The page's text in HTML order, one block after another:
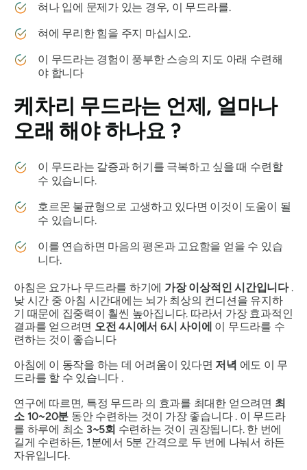
혀나 입에 문제가 있는 경우, 이 무드라를.
혀에 무리한 힘을 주지 마십시오.
이 무드라는 경험이 풍부한 스승의 지도 아래 수련해
야 합니다
케차리 무드라는 언제, 얼마나
오래 해야 하나요 ?
이 무드라는 갈증과 허기를 극복하고 싶을 때 수련할
수 있습니다.
호르몬 불균형으로 고생하고 있다면 이것이 도움이 될
수 있습니다.
이를 연습하면 마음의 평온과 고요함을 얻을 수 있습
니다.
아침은 요가나 무드라를 하기에 가장 이상적인 시간입니다.
낮 시간 중 아침 시간대에는 뇌가 최상의 컨디션을 유지하
기 때문에 집중력이 훨씬 높아집니다. 따라서 가장 효과적인
결과를 얻으려면 오전 4시에서 6시 사이에 이 무드라를 수
련하는 것이 좋습니다
아침에 이 동작을 하는 데 어려움이 있다면 저녁 에도 이 무
드라를 할 수 있습니다 .
연구에 따르면, 특정 무드라의 효과를 최대한 얻으려면 최
소 10~20분 동안 수련하는 것이 가장 좋습니다 . 이 무드라
를 하루에 최소 3~5회 수련하는 것이 권장됩니다. 한 번에
길게 수련하든, 1분에서 5분 간격으로 두 번에 나눠서 하든
자유입니다.